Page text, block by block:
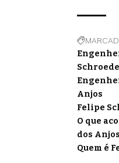
Anjos
Felipe
O que
dos Anjos
Quem é